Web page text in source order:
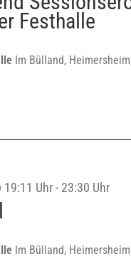
Festhalle
Im Bülland,
19:11 Uhr - 23:30 Uhr
Im Bülland,